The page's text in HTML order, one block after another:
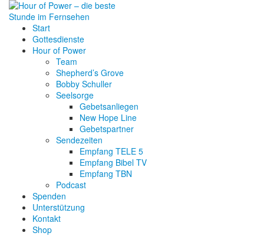
Start
Gottesdienste
Hour of Power
Team
Shepherd’s Grove
Bobby Schuller
Seelsorge
Gebetsanliegen
New Hope Line
Gebetspartner
Sendezeiten
Empfang TELE 5
Empfang Bibel TV
Empfang TBN
Podcast
Spenden
Unterstützung
Kontakt
Shop